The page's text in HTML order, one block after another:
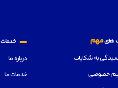
هایمهم
به شکایات
خصوصی
خدمات
درباره ما
خدمات ما